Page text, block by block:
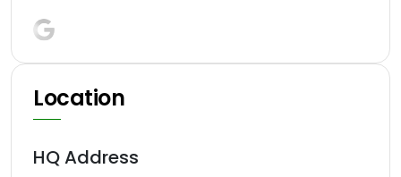
Location
HQ Address